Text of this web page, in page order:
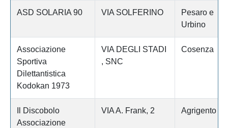
ASD SOLARIA 90 VIA SOLFERINO
Pesaro e
Urbino
Associazione
Sportiva
Dilettantistica
Kodokan 1973
VIA DEGLI STADI
, SNC
Cosenza
Il Discobolo
Associazione
VIA A. Frank, 2 Agrigento